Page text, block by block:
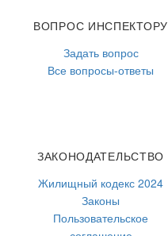
ВОПРОС ИНСПЕКТОРУ
Задать вопрос
Все вопросы-ответы
ЗАКОНОДАТЕЛЬСТВО
Жилищный кодекс 2024
Законы
Пользовательское